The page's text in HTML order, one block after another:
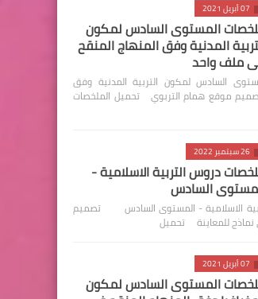
07 أبريل 2021
المستوى السادس لمكون
المدنية وفق المنهاج المنقح
ملف واحد
السادس لمكون التربية المدنية وفق
موقع همام التربوي تحميل الملخصات
26 سبتمبر 2022
دروس التربية الاسلامية -
السادس
الاسلامية - المستوى السادس تصميم
نماذج للمعاينة تحميل
07 أبريل 2021
المستوى السادس لمكون